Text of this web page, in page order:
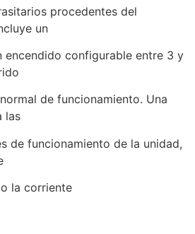
procedentes del
un
configurable entre 3 y
de funcionamiento. Una
las
de funcionamiento de la unidad,
la corriente